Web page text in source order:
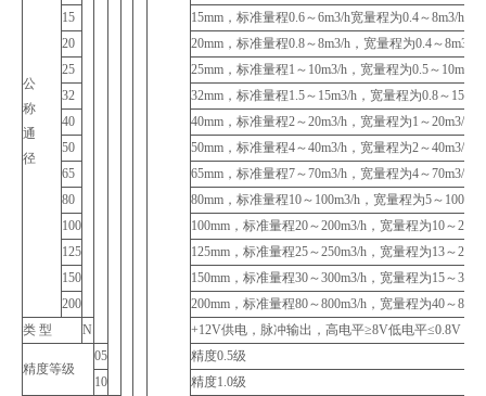
公
称
通
径
15
15mm，标准量程0.6～6m3/h宽量程为0.4～8m3/h
20
20mm，标准量程0.8～8m3/h，宽量程为0.4～8m3/h
25
25mm，标准量程1～10m3/h，宽量程为0.5～10m3/h
32
32mm，标准量程1.5～15m3/h，宽量程为0.8～15m3/
40
40mm，标准量程2～20m3/h，宽量程为1～20m3/h
50
50mm，标准量程4～40m3/h，宽量程为2～40m3/h
65
65mm，标准量程7～70m3/h，宽量程为4～70m3/h
80
80mm，标准量程10～100m3/h，宽量程为5～100m3/
100
100mm，标准量程20～200m3/h，宽量程为10～
125
125mm，标准量程25～250m3/h，宽量程为13～
150
150mm，标准量程30～300m3/h，宽量程为15～
200
200mm，标准量程80～800m3/h，宽量程为40～
类 型
N +12V供电，脉冲输出，高电平≥8V低电平≤0.8V
精度等级
05
精度0.5级
10
精度1.0级